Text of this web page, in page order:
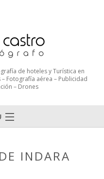
de hoteles y Turística en
Fotografía aérea – Publicidad
– Drones
INDARA